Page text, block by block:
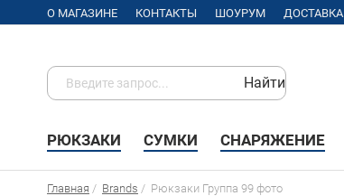
О МАГАЗИНЕ КОНТАКТЫ ШОУРУМ ДОСТАВКА
Найти
РЮКЗАКИ СУМКИ СНАРЯЖЕНИЕ
Главная / Brands / Рюкзаки Группа 99 фото